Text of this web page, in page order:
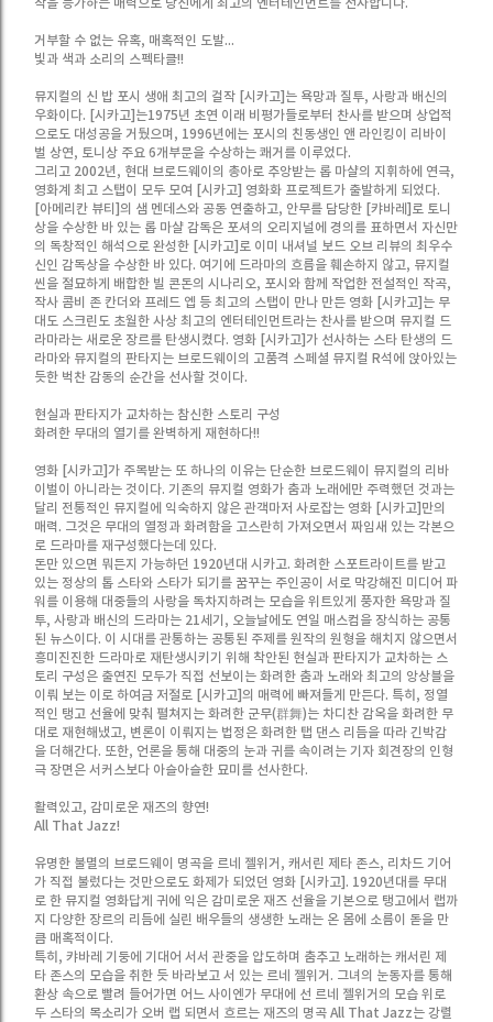
작을 능가하는 매력으로 당신에게 최고의 엔터테인먼트를 선사합니다.
거부할 수 없는 유혹, 매혹적인 도발...
빛과 색과 소리의 스펙타클!!
뮤지컬의 신 밥 포시 생애 최고의 걸작 [시카고]는 욕망과 질투, 사랑과 배신의
우화이다. [시카고]는1975년 초연 이래 비평가들로부터 찬사를 받으며 상업적
으로도 대성공을 거뒀으며, 1996년에는 포시의 친동생인 앤 라인킹이 리바이
벌 상연, 토니상 주요 6개부문을 수상하는 쾌거를 이루었다.
그리고 2002년, 현대 브로드웨이의 총아로 추앙받는 롭 마샬의 지휘하에 연극,
영화계 최고 스탭이 모두 모여 [시카고] 영화화 프로젝트가 출발하게 되었다.
[아메리칸 뷰티]의 샘 멘데스와 공동 연출하고, 안무를 담당한 [캬바레]로 토니
상을 수상한 바 있는 롭 마샬 감독은 포셔의 오리지널에 경의를 표하면서 자신만
의 독창적인 해석으로 완성한 [시카고]로 이미 내셔널 보드 오브 리뷰의 최우수
신인 감독상을 수상한 바 있다. 여기에 드라마의 흐름을 훼손하지 않고, 뮤지컬
씬을 절묘하게 배합한 빌 콘돈의 시나리오, 포시와 함께 작업한 전설적인 작곡,
작사 콤비 존 칸더와 프레드 엡 등 최고의 스탭이 만나 만든 영화 [시카고]는 무
대도 스크린도 초월한 사상 최고의 엔터테인먼트라는 찬사를 받으며 뮤지컬 드
라마라는 새로운 장르를 탄생시켰다. 영화 [시카고]가 선사하는 스타 탄생의 드
라마와 뮤지컬의 판타지는 브로드웨이의 고품격 스페셜 뮤지컬 R석에 앉아있는
듯한 벅찬 감동의 순간을 선사할 것이다.
현실과 판타지가 교차하는 참신한 스토리 구성
화려한 무대의 열기를 완벽하게 재현하다!!
영화 [시카고]가 주목받는 또 하나의 이유는 단순한 브로드웨이 뮤지컬의 리바
이벌이 아니라는 것이다. 기존의 뮤지컬 영화가 춤과 노래에만 주력했던 것과는
달리 전통적인 뮤지컬에 익숙하지 않은 관객마저 사로잡는 영화 [시카고]만의
매력. 그것은 무대의 열정과 화려함을 고스란히 가져오면서 짜임새 있는 각본으
로 드라마를 재구성했다는데 있다.
돈만 있으면 뭐든지 가능하던 1920년대 시카고. 화려한 스포트라이트를 받고
있는 정상의 톱 스타와 스타가 되기를 꿈꾸는 주인공이 서로 막강해진 미디어 파
워를 이용해 대중들의 사랑을 독차지하려는 모습을 위트있게 풍자한 욕망과 질
투, 사랑과 배신의 드라마는 21세기, 오늘날에도 연일 매스컴을 장식하는 공통
된 뉴스이다. 이 시대를 관통하는 공통된 주제를 원작의 원형을 해치지 않으면서
흥미진진한 드라마로 재탄생시키기 위해 착안된 현실과 판타지가 교차하는 스
토리 구성은 출연진 모두가 직접 선보이는 화려한 춤과 노래와 최고의 앙상블을
이뤄 보는 이로 하여금 저절로 [시카고]의 매력에 빠져들게 만든다. 특히, 정열
적인 탱고 선율에 맞춰 펼쳐지는 화려한 군무(群舞)는 차디찬 감옥을 화려한 무
대로 재현해냈고, 변론이 이뤄지는 법정은 화려한 탭 댄스 리듬을 따라 긴박감
을 더해간다. 또한, 언론을 통해 대중의 눈과 귀를 속이려는 기자 회견장의 인형
극 장면은 서커스보다 아슬아슬한 묘미를 선사한다.
활력있고, 감미로운 재즈의 향연!
All That Jazz!
유명한 불멸의 브로드웨이 명곡을 르네 젤위거, 캐서린 제타 존스, 리차드 기어
가 직접 불렀다는 것만으로도 화제가 되었던 영화 [시카고]. 1920년대를 무대
로 한 뮤지컬 영화답게 귀에 익은 감미로운 재즈 선율을 기본으로 탱고에서 랩까
지 다양한 장르의 리듬에 실린 배우들의 생생한 노래는 온 몸에 소름이 돋을 만
큼 매혹적이다.
특히, 캬바레 기둥에 기대어 서서 관중을 압도하며 춤추고 노래하는 캐서린 제
타 존스의 모습을 취한 듯 바라보고 서 있는 르네 젤위거. 그녀의 눈동자를 통해
환상 속으로 빨려 들어가면 어느 사이엔가 무대에 선 르네 젤위거의 모습 위로
두 스타의 목소리가 오버 랩 되면서 흐르는 재즈의 명곡 All That Jazz는 강렬